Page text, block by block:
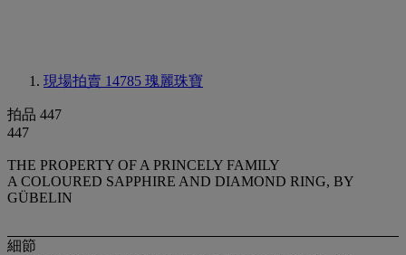
現場拍賣 14785 瑰麗珠寶
拍品 447
447
THE PROPERTY OF A PRINCELY FAMILY
A COLOURED SAPPHIRE AND DIAMOND RING, BY
GÜBELIN
細節